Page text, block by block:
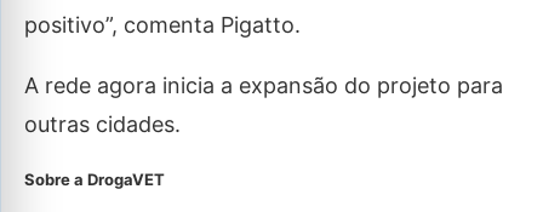
positivo”, comenta Pigatto.
A rede agora inicia a expansão do projeto para
outras cidades.
Sobre a DrogaVET